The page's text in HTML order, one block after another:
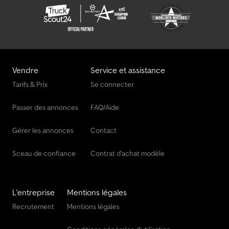
Vendre
Tarifs & Prix
Passer des annonces
Gérer les annonces
Sceau de confiance
Service et assistance
Se connecter
FAQ/Aide
Contact
Contrat d'achat modèle
L'entreprise
Recrutement
Mentions légales
Mentions légales